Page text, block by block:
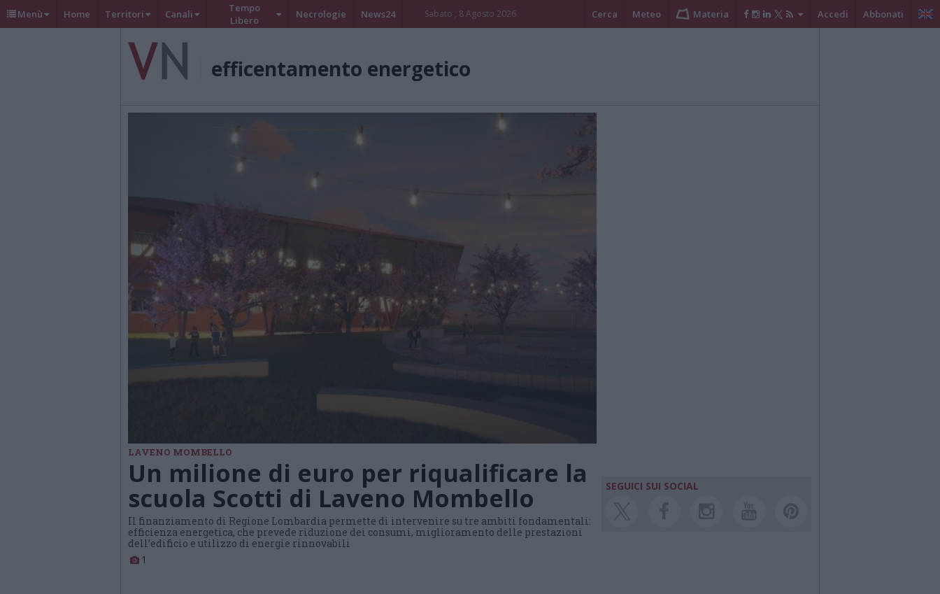
Menù Home Territori Canali
Tempo
Libero
Necrologie News24 Sabato , 8 Agosto 2026 Cerca Meteo Materia Accedi Abbonati
efficentamento energetico
LAVENO MOMBELLO
Un milione di euro per riqualificare la
scuola Scotti di Laveno Mombello
Il finanziamento di Regione Lombardia permette di intervenire su tre ambiti fondamentali:
efficienza energetica, che prevede riduzione dei consumi, miglioramento delle prestazioni
dell’edificio e utilizzo di energie rinnovabili
1
SEGUICI SUI SOCIAL